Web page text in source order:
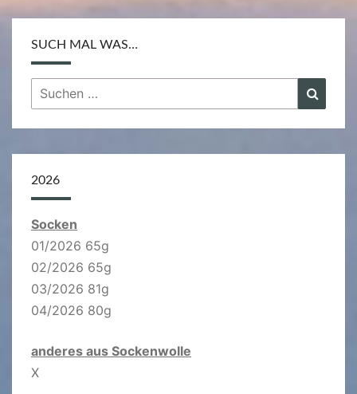
SUCH MAL WAS…
Suchen
nach:
2026
Socken
01/2026 65g
02/2026 65g
03/2026 81g
04/2026 80g
anderes aus Sockenwolle
X